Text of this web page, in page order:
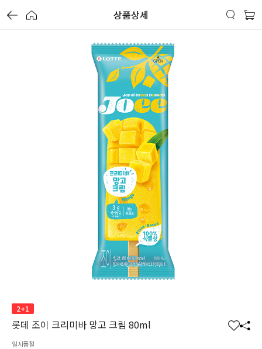
상품상세
2+1
롯데 조이 크리미바 망고 크림 80ml
찜 공
일시품절
할
인
전
가
격
할
인
율
가
격
별
5
개
만
점
중